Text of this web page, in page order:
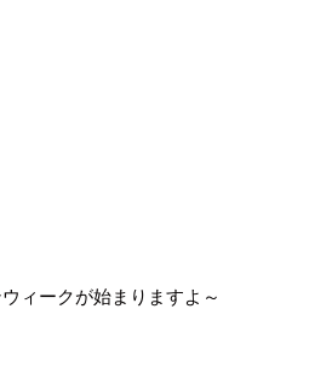
ィークが始まりますよ～